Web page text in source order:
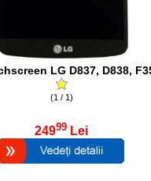
LG D837, D838,
(1 / 1)
24999 Lei